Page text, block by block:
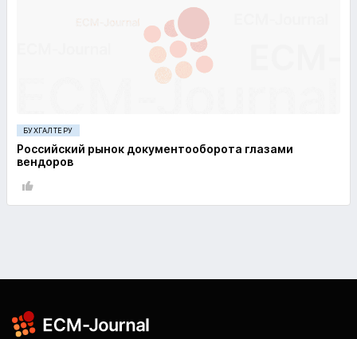
БУХГАЛТЕРУ
Российский рынок документооборота глазами
вендоров